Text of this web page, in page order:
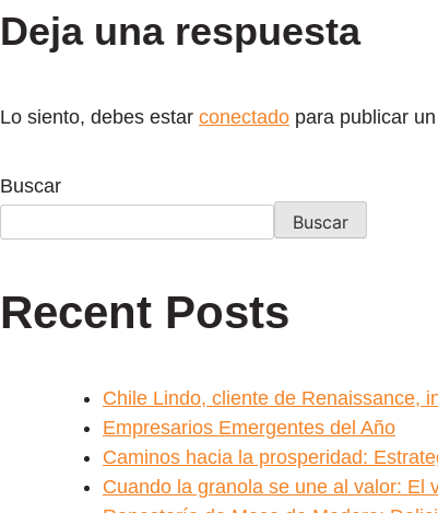
Deja una respuesta
Lo siento, debes estar conectado para publicar
Buscar
Buscar
Recent Posts
Chile Lindo, cliente de Renaissance,
Empresarios Emergentes del Año
Caminos hacia la prosperidad:
Cuando la granola se une al valor: El